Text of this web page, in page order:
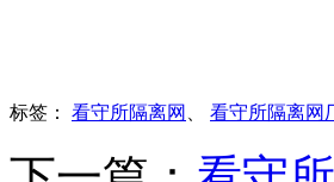
标签： 看守所隔离网 、 看守所隔离网